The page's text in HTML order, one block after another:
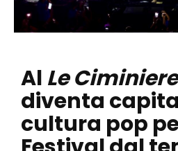
Al Le Ciminiere
diventa
cultura pop